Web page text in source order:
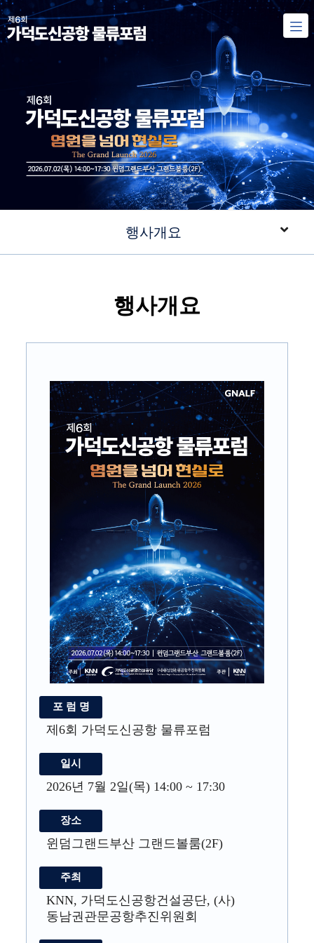
행사개요
행사개요
포 럼 명
제6회 가덕도신공항 물류포럼
일시
2026년 7월 2일(목) 14:00 ~ 17:30
장소
윈덤그랜드부산 그랜드볼룸(2F)
주최
KNN, 가덕도신공항건설공단, (사)
동남권관문공항추진위원회